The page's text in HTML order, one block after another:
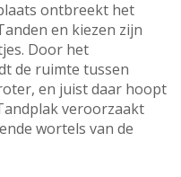
ontbreekt het
en kiezen zijn
Door het
de ruimte tussen
en juist daar hoopt
veroorzaakt
wortels van de